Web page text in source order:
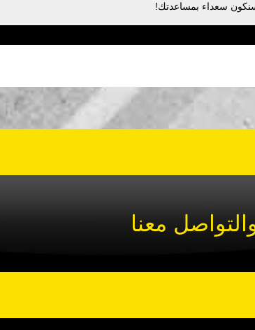
سنكون سعداء بمساعدتك!
معنا